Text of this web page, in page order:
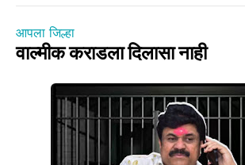
आपला जिल्हा
वाल्मीक कराडला दिलासा नाही